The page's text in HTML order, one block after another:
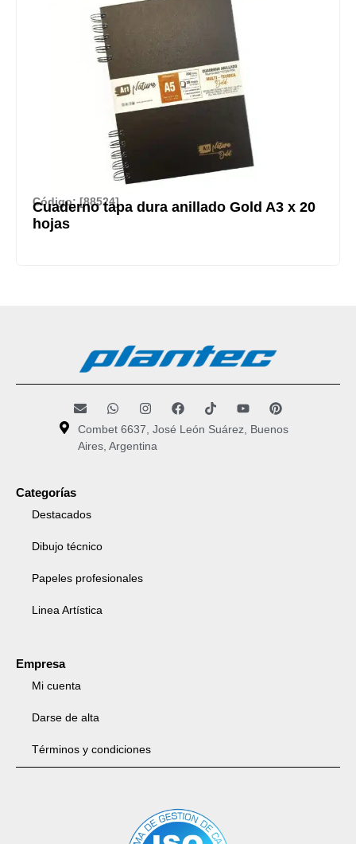
Código: [88524]
Cuaderno tapa dura anillado Gold A3 x 20
hojas
Combet 6637, José León Suárez, Buenos
Aires, Argentina
Categorías
Destacados
Dibujo técnico
Papeles profesionales
Linea Artística
Empresa
Mi cuenta
Darse de alta
Términos y condiciones